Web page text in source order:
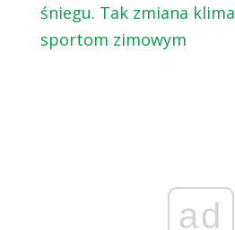
śniegu. Tak zmiana
sportom zimowym
ad